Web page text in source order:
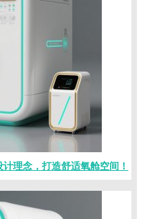
理念，打造舒适氧舱空间！